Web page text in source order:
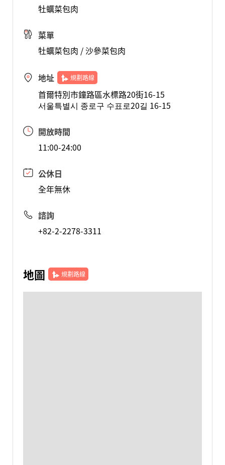
牡蠣菜包肉
菜單
牡蠣菜包肉 / 沙參菜包肉
地址 規劃路線
首爾特別市鐘路區水標路20街16-15
서울특별시 종로구 수표로20길 16-15
開放時間
11:00-24:00
公休日
全年無休
諮詢
+82-2-2278-3311
地圖 規劃路線